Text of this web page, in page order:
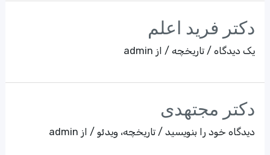
دکتر فرید اعلم
یک دیدگاه /تاریخچه / از admin
دکتر مجتهدی
دیدگاه‌ خود را بنویسید /تاریخچه، ویدئو / از admin